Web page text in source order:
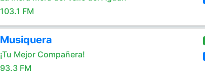
103.1 FM
Musiquera
¡Tu Mejor Compañera!
93.3 FM